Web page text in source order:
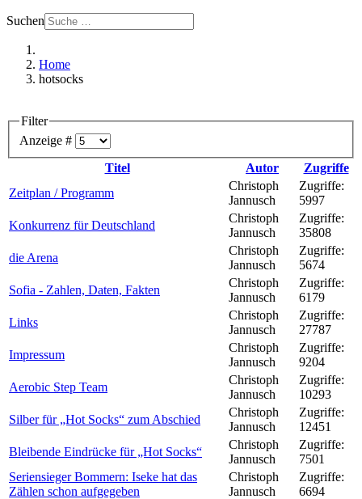
Suchen
Home
hotsocks
Filter
Anzeige #
Titel
Autor
Zugriffe
Zeitplan / Programm
Christoph
Jannusch
Zugriffe:
5997
Konkurrenz für Deutschland
Christoph
Jannusch
Zugriffe:
35808
die Arena
Christoph
Jannusch
Zugriffe:
5674
Sofia - Zahlen, Daten, Fakten
Christoph
Jannusch
Zugriffe:
6179
Links
Christoph
Jannusch
Zugriffe:
27787
Impressum
Christoph
Jannusch
Zugriffe:
9204
Aerobic Step Team
Christoph
Jannusch
Zugriffe:
10293
Silber für „Hot Socks“ zum Abschied
Christoph
Jannusch
Zugriffe:
12451
Bleibende Eindrücke für „Hot Socks“
Christoph
Jannusch
Zugriffe:
7501
Seriensieger Bommern: Iseke hat das
Zählen schon aufgegeben
Christoph
Jannusch
Zugriffe:
6694